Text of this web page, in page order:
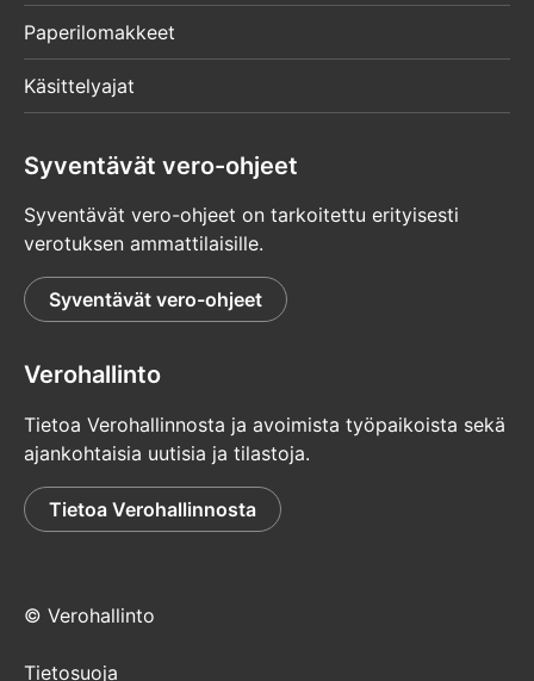
Paperilomakkeet
Käsittelyajat
Syventävät vero-ohjeet
Syventävät vero-ohjeet on tarkoitettu erityisesti
verotuksen ammattilaisille.
Syventävät vero-ohjeet
Verohallinto
Tietoa Verohallinnosta ja avoimista työpaikoista sekä
ajankohtaisia uutisia ja tilastoja.
Tietoa Verohallinnosta
© Verohallinto
Tietosuoja